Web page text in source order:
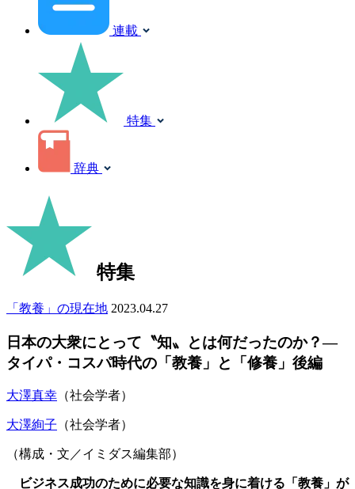
連載
特集
辞典
特集
「教養」の現在地 2023.04.27
日本の大衆にとって〝知〟とは何だったのか？―
タイパ・コスパ時代の「教養」と「修養」後編
大澤真幸 （社会学者）
大澤絢子 （社会学者）
（構成・文／イミダス編集部）
ビジネス成功のために必要な知識を身に着ける「教養」が